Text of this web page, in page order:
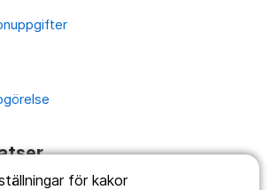
för kakor